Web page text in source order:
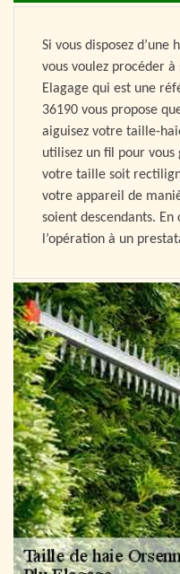
Si vous disposez
vous voulez procéder
Elagage qui est une
36190 vous propose
aiguisez votre taille-
utilisez un fil pour
votre taille soit
votre appareil de
soient descendants.
l’opération à un